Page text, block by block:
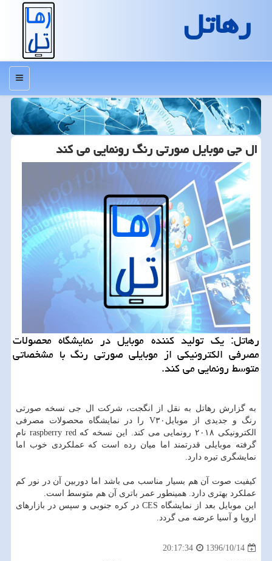
رهاتل
منو
ال جی موبایل صورتی رنگ رونمایی می كند
رهاتل: یك تولید كننده موبایل در نمایشگاه محصولات
مصرفی الكترونیكی از موبایلی صورتی رنگ با مشخصاتی
متوسط رونمایی می كند.
به گزارش رهاتل به نقل از انگجت، شركت ال جی نسخه صورتی
رنگ و جدیدی از موبایلV۳۰ را در نمایشگاه محصولات مصرفی
الكترونیكی ۲۰۱۸ رونمایی می كند. این نسخه كه raspberry red نام
گرفته موبایلی قدرتمند اما میان رده است كه عملكردی خوب اما
نمایشگری تیره دارد.
كیفیت صوت آن هم بسیار مناسب می باشد اما دوربین آن در نور كم
عملكرد بهتری دارد. همینطور عمر باتری آن هم متوسط است.
این موبایل بعد از نمایشگاه CES در كره جنوبی و سپس در بازارهای
اروپا و آسیا عرضه می گردد.
1396/10/14
20:17:34